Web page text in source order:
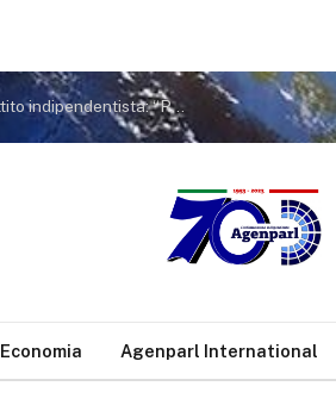
Le Ghjurnate Internaziunale di Corti rilanciano il dibattito indipendentista: “Resistenza comune” e nuove strategie per la Corsica
Economia Agenparl International